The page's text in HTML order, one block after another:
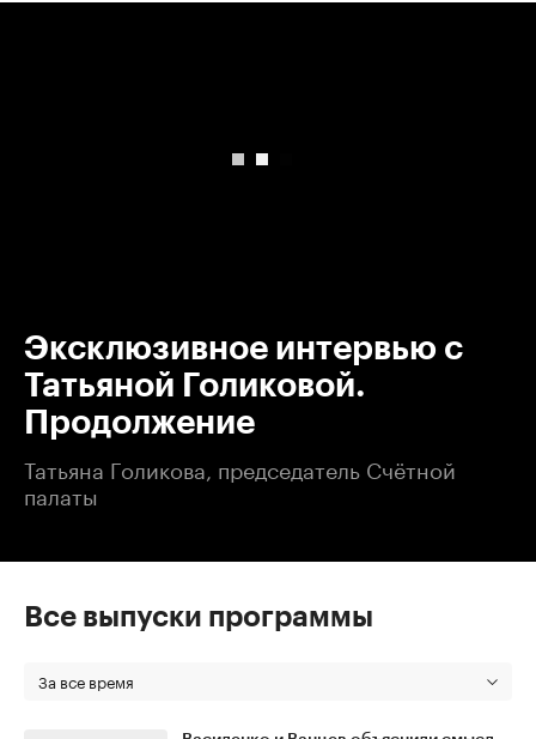
Эксклюзивное интервью с
Татьяной Голиковой.
Продолжение
Татьяна Голикова, председатель Счётной
палаты
Все выпуски программы
За все время